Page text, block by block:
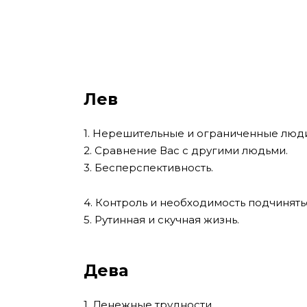
Лев
1. Нерешительные и ограниченные
2. Сравнение Вас с другими людьми.
3. Бесперспективность.
4. Контроль и необходимость
5. Рутинная и скучная жизнь.
Дева